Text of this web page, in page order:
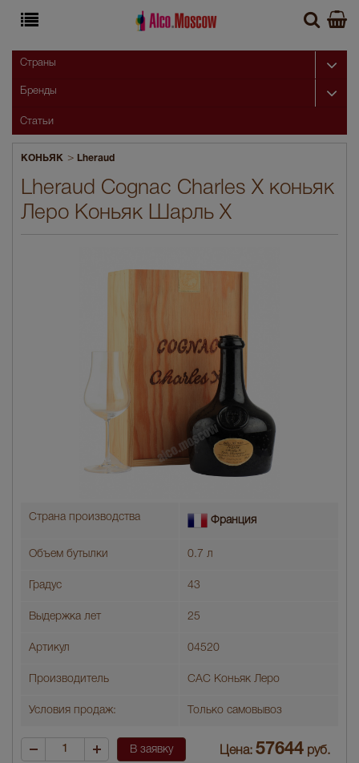
КОНЬЯК > Lheraud
Lheraud Cognac Charles X коньяк
Леро Коньяк Шарль Х
Страна производства Франция
Объем бутылки 0.7 л
Градус 43
Выдержка лет 25
Артикул 04520
Производитель САС Коньяк Леро
Условия продаж: Только самовывоз
В заявку Цена: 57644 руб.
Страны
Бренды
Статьи